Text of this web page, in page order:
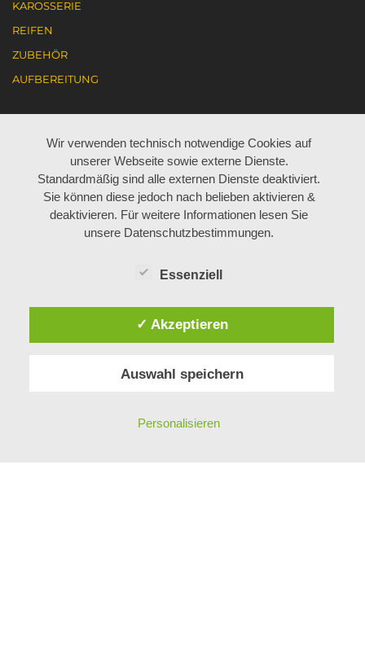
KAROSSERIE
REIFEN
ZUBEHÖR
AUFBEREITUNG
AKTUELL JOBANGEBOTE
ARBEITEN BEI BÖHM
Wir verwenden technisch notwendige Cookies auf
unserer Webseite sowie externe Dienste.
Standardmäßig sind alle externen Dienste deaktiviert.
Sie können diese jedoch nach belieben aktivieren &
deaktivieren. Für weitere Informationen lesen Sie
unsere Datenschutzbestimmungen.
Essenziell
✓ Akzeptieren
Auswahl speichern
Personalisieren